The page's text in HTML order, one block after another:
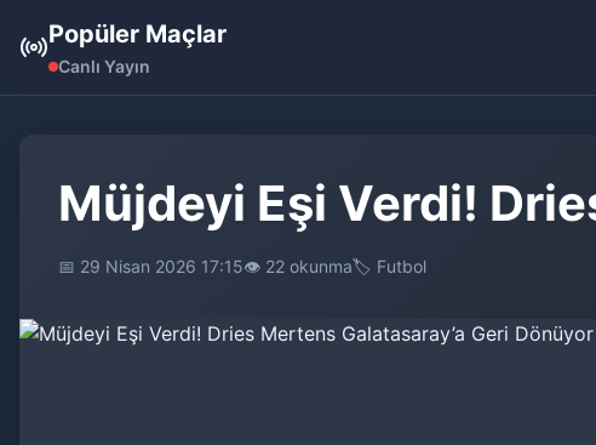
Popüler Maçlar
Canlı Yayın
Müjdeyi Eşi Verdi!
📅 29 Nisan 2026 17:15👁️ 22 okunma🏷️ Futbol